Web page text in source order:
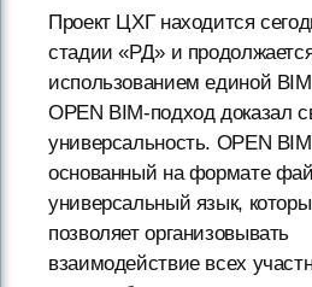
Проект ЦХГ находится
стадии «РД» и
использованием единой
OPEN BIM-подход доказал
универсальность. OPEN
основанный на формате
универсальный язык,
позволяет организовывать
взаимодействие всех